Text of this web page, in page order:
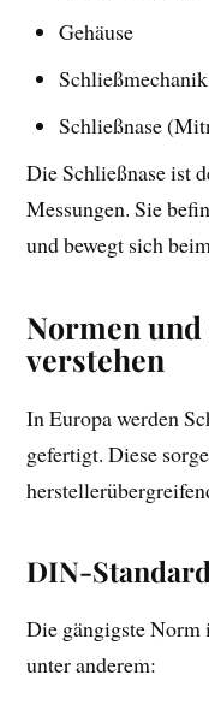
Gehäuse
Schließnase
Die Schließnase ist
Messungen. Sie
und bewegt sich
Normen
verstehen
In Europa werden
gefertigt. Diese
DIN-
Die gängigste
unter anderem: